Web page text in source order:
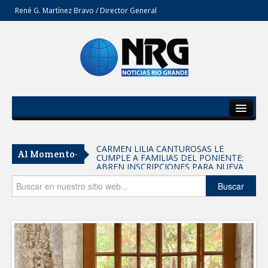
René G. Martínez Bravo / Director General
Del Estado
Secciones
Opinión
Al Momento- CARMEN LILIA CANTUROSAS LE
CUMPLE A FAMILIAS DEL PONIENTE:
ABREN INSCRIPCIONES PARA NUEVA
PRIMARIA EN EL PROGRESO
Entrega SEBIEN paquetes alimentarios
en Tampico
FORTALECE IMJUVE SALUD MENTAL DE
JÓVENES CON TERAPIAS PSICOLÓGICAS
GRATUITAS
Llama Carlos Peña Ortiz a realizar
investigación en tema de la refinería
Buscar